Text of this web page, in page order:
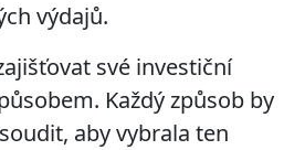
výdajů.
své investiční
Každý způsob by
aby vybrala ten